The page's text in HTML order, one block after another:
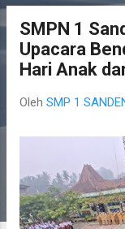
SMPN 1
Upacara
Hari Anak
Oleh SMP 1